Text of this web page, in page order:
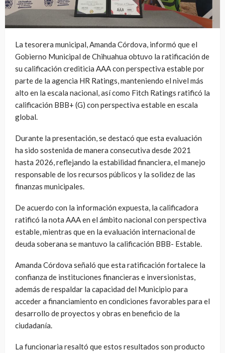
La tesorera municipal, Amanda Córdova, informó que el
Gobierno Municipal de Chihuahua obtuvo la ratificación de
su calificación crediticia AAA con perspectiva estable por
parte de la agencia HR Ratings, manteniendo el nivel más
alto en la escala nacional, así como Fitch Ratings ratificó la
calificación BBB+ (G) con perspectiva estable en escala
global.
Durante la presentación, se destacó que esta evaluación
ha sido sostenida de manera consecutiva desde 2021
hasta 2026, reflejando la estabilidad financiera, el manejo
responsable de los recursos públicos y la solidez de las
finanzas municipales.
De acuerdo con la información expuesta, la calificadora
ratificó la nota AAA en el ámbito nacional con perspectiva
estable, mientras que en la evaluación internacional de
deuda soberana se mantuvo la calificación BBB- Estable.
Amanda Córdova señaló que esta ratificación fortalece la
confianza de instituciones financieras e inversionistas,
además de respaldar la capacidad del Municipio para
acceder a financiamiento en condiciones favorables para el
desarrollo de proyectos y obras en beneficio de la
ciudadanía.
La funcionaria resaltó que estos resultados son producto